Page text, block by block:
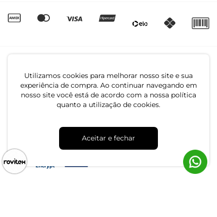
Utilizamos cookies para melhorar nosso site e sua
experiência de compra. Ao continuar navegando em
nosso site você está de acordo com a nossa política
quanto a utilização de cookies.
Aceitar e fechar
CNPJ: 79.233.672/0001-05
Av. Maria Marangoni, 391 - 89129-080 - Luiz Alves - SC